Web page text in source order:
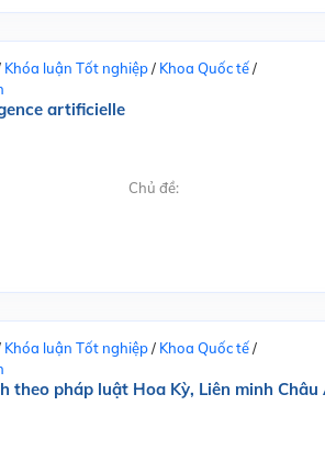
Khóa luận Tốt nghiệp/ Khoa Quốc tế/
artificielle
Chủ đề:
Khóa luận Tốt nghiệp/ Khoa Quốc tế/
theo pháp luật Hoa Kỳ, Liên minh Châu